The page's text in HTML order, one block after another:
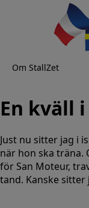
Om StallZet
En kväll
Just nu sitter jag i
när hon ska träna.
för San Moteur,
tand. Kanske sitter